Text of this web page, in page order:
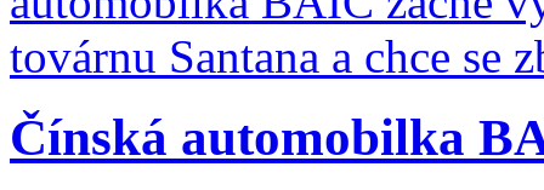
Čínská automobilka